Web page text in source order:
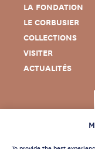
LA FONDATION
LE CORBUSIER
COLLECTIONS
VISITER
ACTUALITÉS